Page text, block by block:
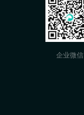
企业微信